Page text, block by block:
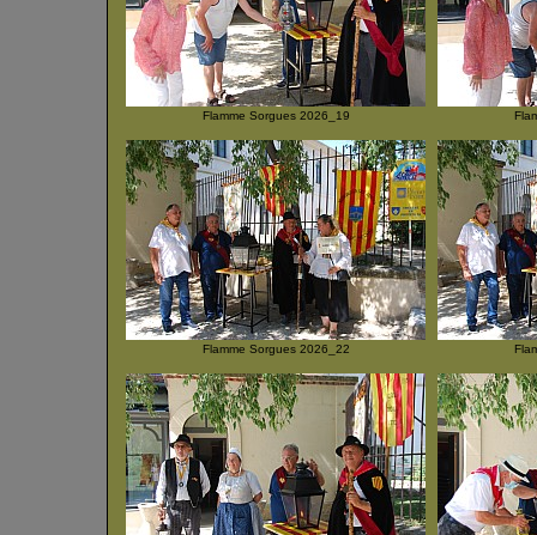
Flamme Sorgues 2026_19
Flamme Sorgues 2026_22